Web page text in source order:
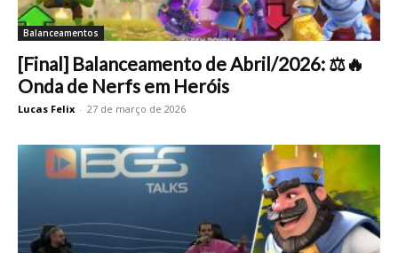
Balanceamentos
[Final] Balanceamento de Abril/2026: ⚖️🔥
Onda de Nerfs em Heróis
Lucas Felix - 27 de março de 2026